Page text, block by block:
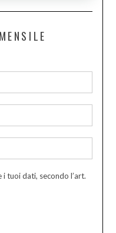
tuoi dati, secondo l’art.